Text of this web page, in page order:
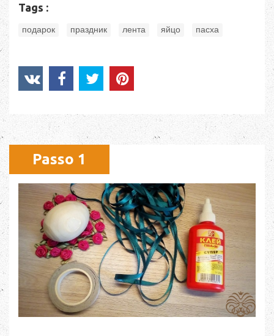
Tags :
подарок праздник лента яйцо пасха
Passo 1